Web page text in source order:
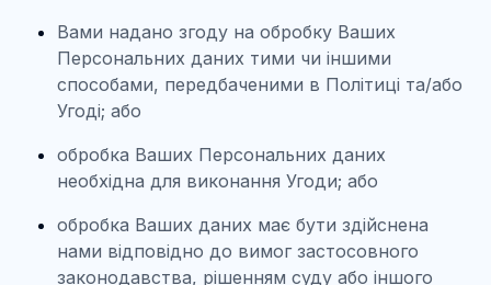
Вами надано згоду на обробку Ваших
Персональних даних тими чи іншими
способами, передбаченими в Політиці та/або
Угоді; або
обробка Ваших Персональних даних
необхідна для виконання Угоди; або
обробка Ваших даних має бути здійснена
нами відповідно до вимог застосовного
законодавства, рішенням суду або іншого